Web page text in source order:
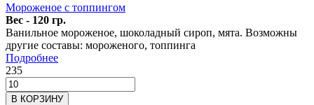
Мороженое с топпингом
Вес - 120 гр.
Ванильное мороженое, шоколадный сироп, мята. Возможны
другие составы: мороженого, топпинга
Подробнее
235
В КОРЗИНУ